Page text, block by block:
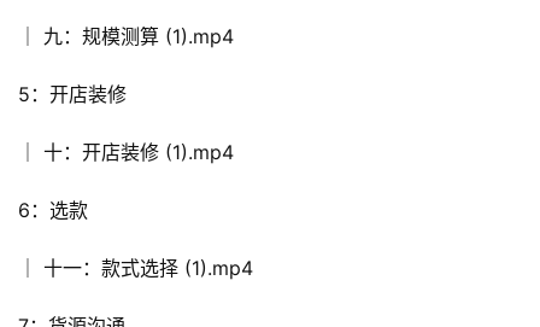
│ 九：规模测算 (1).mp4
5：开店装修
│ 十：开店装修 (1).mp4
6：选款
│ 十一：款式选择 (1).mp4